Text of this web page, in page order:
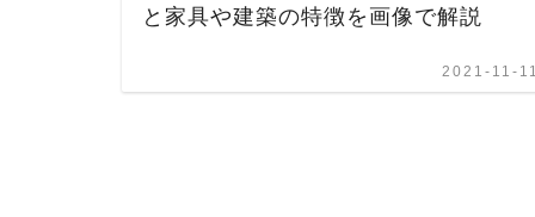
と家具や建築の特徴を画像で解説
2021-11-